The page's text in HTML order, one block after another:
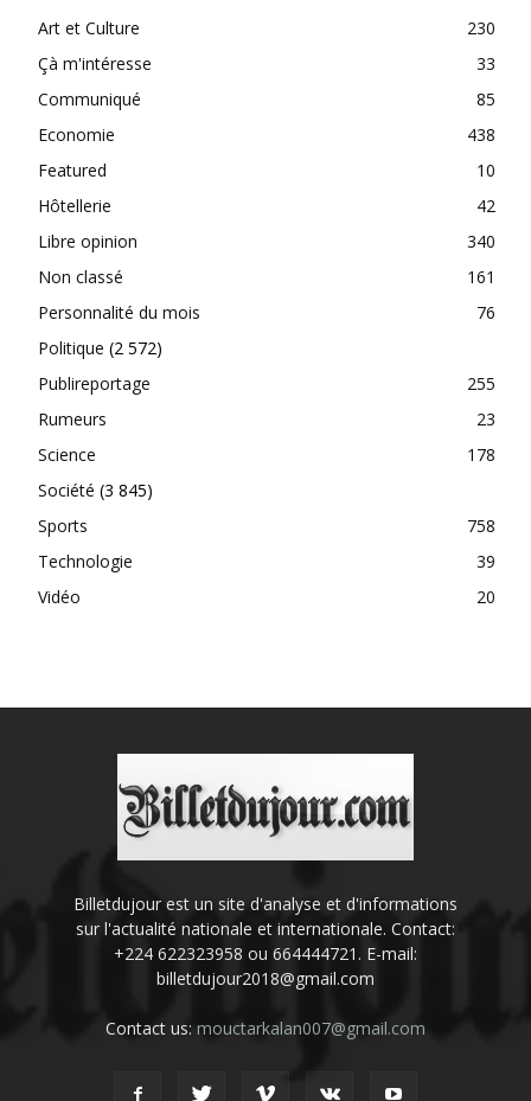
Art et Culture
230
Çà m'intéresse
33
Communiqué
85
Economie
438
Featured
10
Hôtellerie
42
Libre opinion
340
Non classé
161
Personnalité du mois
76
Politique (2 572)
Publireportage
255
Rumeurs
23
Science
178
Société (3 845)
Sports
758
Technologie
39
Vidéo
20
Billetdujour est un site d'analyse et d'informations
sur l'actualité nationale et internationale. Contact:
+224 622323958 ou 664444721. E-mail:
billetdujour2018@gmail.com
Contact us: mouctarkalan007@gmail.com